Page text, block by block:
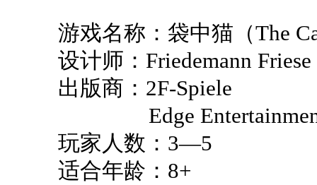
游戏名称：袋中猫（The
设计师：Friedemann Friese
出版商：2F-Spiele
Edge
玩家人数：3—5
适合年龄：8+